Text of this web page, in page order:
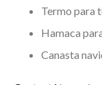
Termo para
Hamaca
Canasta